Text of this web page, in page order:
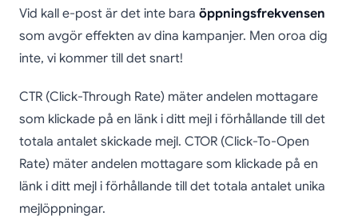
Vid kall e-post är det inte bara öppningsfrekvensen
som avgör effekten av dina kampanjer. Men oroa dig
inte, vi kommer till det snart!
CTR (Click-Through Rate) mäter andelen mottagare
som klickade på en länk i ditt mejl i förhållande till det
totala antalet skickade mejl. CTOR (Click-To-Open
Rate) mäter andelen mottagare som klickade på en
länk i ditt mejl i förhållande till det totala antalet unika
mejlöppningar.